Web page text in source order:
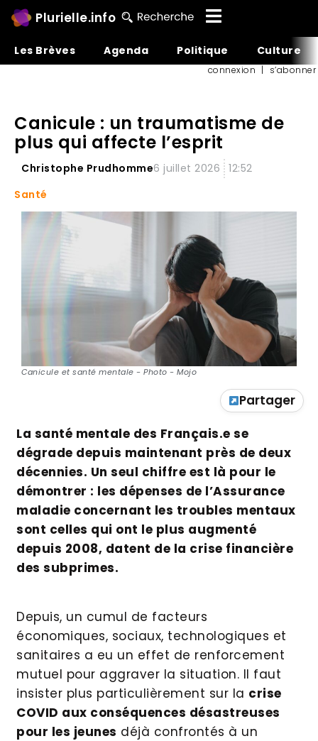
Plurielle.info
Les Brèves Agenda Politique Culture
connexion | s’abonner
Canicule : un traumatisme de
plus qui affecte l’esprit
Christophe Prudhomme6 juillet 2026
12:52
Santé
Canicule et santé mentale - Photo - Mojo
Partager
La santé mentale des Français.e se
dégrade depuis maintenant près de deux
décennies. Un seul chiffre est là pour le
démontrer : les dépenses de l’Assurance
maladie concernant les troubles mentaux
sont celles qui ont le plus augmenté
depuis 2008, datent de la crise financière
des subprimes.
Depuis, un cumul de facteurs
économiques, sociaux, technologiques et
sanitaires a eu un effet de renforcement
mutuel pour aggraver la situation. Il faut
insister plus particulièrement sur la crise
COVID aux conséquences désastreuses
pour les jeunes déjà confrontés à un